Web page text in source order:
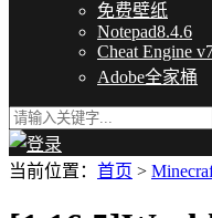
免费壁纸
Notepad8.4.6
Cheat Engine
Adobe全家桶
当前位置： 首页 >